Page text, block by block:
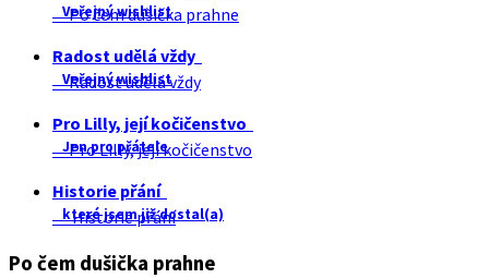
Veřejný wishlist
Po čem dušička prahne
Radost udělá vždy
Veřejný wishlist
Radost udělá vždy
Pro Lilly, její kočičenstvo
Jen pro přátele
Pro Lilly, její kočičenstvo
Historie přání
které jsem již dostal(a)
Historie přání
Po čem dušička prahne